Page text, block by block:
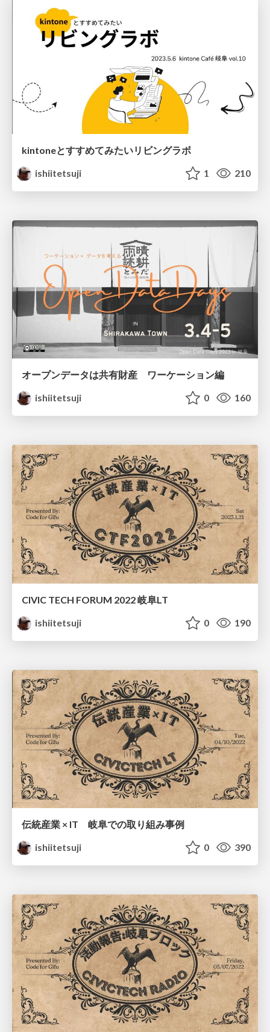
kintoneとすすめてみたいリビングラボ
ishiitetsuji
1 210
オープンデータは共有財産 ワーケーション編
ishiitetsuji
0 160
CIVIC TECH FORUM 2022 岐阜LT
ishiitetsuji
0 190
伝統産業 × IT 岐阜での取り組み事例
ishiitetsuji
0 390